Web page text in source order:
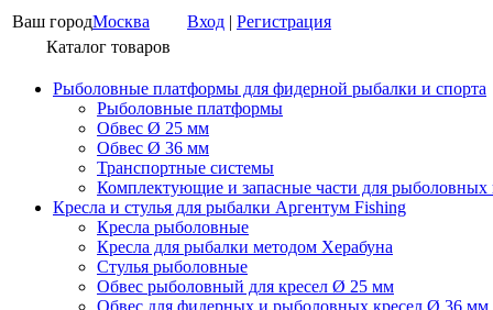
Ваш городМосква Вход | Регистрация
Каталог товаров
Рыболовные платформы для фидерной рыбалки и спорта
Рыболовные платформы
Обвес Ø 25 мм
Обвес Ø 36 мм
Транспортные системы
Комплектующие и запасные части для рыболовных
Кресла и стулья для рыбалки Аргентум Fishing
Кресла рыболовные
Кресла для рыбалки методом Херабуна
Стулья рыболовные
Обвес рыболовный для кресел Ø 25 мм